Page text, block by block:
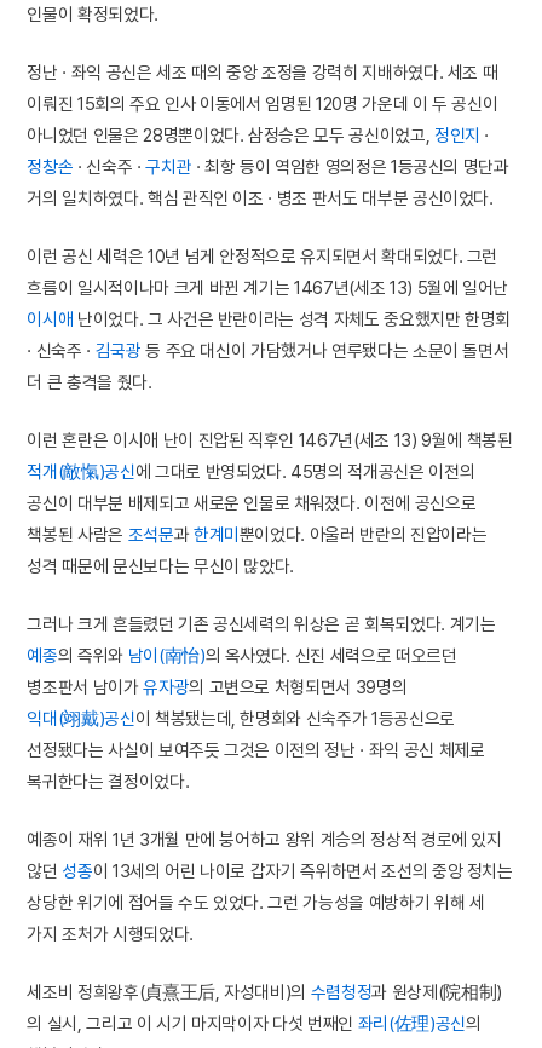
인물이 확정되었다.
정난 · 좌익 공신은 세조 때의 중앙 조정을 강력히 지배하였다. 세조 때
이뤄진 15회의 주요 인사 이동에서 임명된 120명 가운데 이 두 공신이
아니었던 인물은 28명뿐이었다. 삼정승은 모두 공신이었고, 정인지 ·
정창손 · 신숙주 ·구치관 · 최항 등이 역임한 영의정은 1등공신의 명단과
거의 일치하였다. 핵심 관직인 이조 · 병조 판서도 대부분 공신이었다.
이런 공신 세력은 10년 넘게 안정적으로 유지되면서 확대되었다. 그런
흐름이 일시적이나마 크게 바뀐 계기는 1467년(세조 13) 5월에 일어난
이시애 난이었다. 그 사건은 반란이라는 성격 자체도 중요했지만 한명회
· 신숙주 · 김국광 등 주요 대신이 가담했거나 연루됐다는 소문이 돌면서
더 큰 충격을 줬다.
이런 혼란은 이시애 난이 진압된 직후인 1467년(세조 13) 9월에 책봉된
적개(敵愾)공신에 그대로 반영되었다. 45명의 적개공신은 이전의
공신이 대부분 배제되고 새로운 인물로 채워졌다. 이전에 공신으로
책봉된 사람은 조석문과한계미뿐이었다. 아울러 반란의 진압이라는
성격 때문에 문신보다는 무신이 많았다.
그러나 크게 흔들렸던 기존 공신세력의 위상은 곧 회복되었다. 계기는
예종의 즉위와 남이(南怡)의 옥사였다. 신진 세력으로 떠오르던
병조판서 남이가유자광의 고변으로 처형되면서 39명의
익대(翊戴)공신이 책봉됐는데, 한명회와 신숙주가 1등공신으로
선정됐다는 사실이 보여주듯 그것은 이전의 정난 · 좌익 공신 체제로
복귀한다는 결정이었다.
예종이 재위 1년 3개월 만에 붕어하고 왕위 계승의 정상적 경로에 있지
않던 성종이 13세의 어린 나이로 갑자기 즉위하면서 조선의 중앙 정치는
상당한 위기에 접어들 수도 있었다. 그런 가능성을 예방하기 위해 세
가지 조처가 시행되었다.
세조비 정희왕후(貞熹王后, 자성대비)의 수렴청정과 원상제(院相制)
의 실시, 그리고 이 시기 마지막이자 다섯 번째인 좌리(佐理)공신의